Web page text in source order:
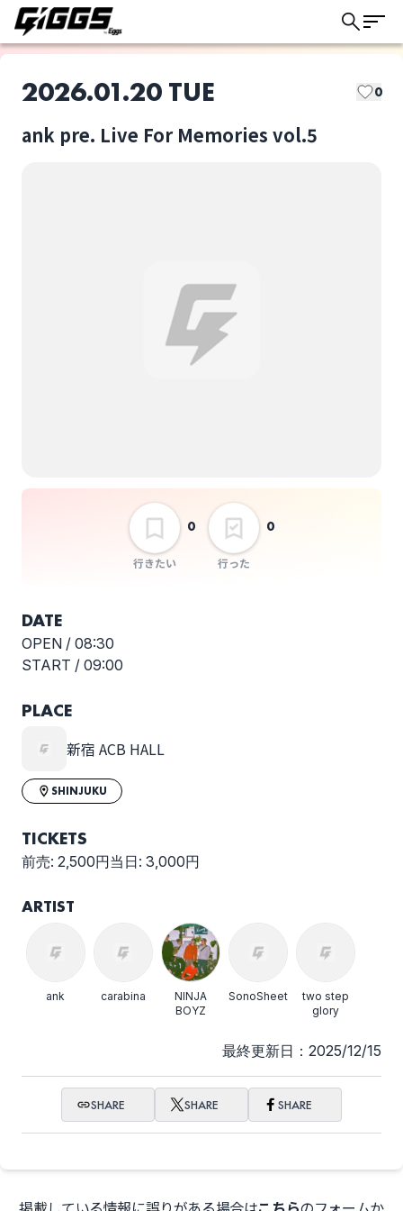
2026.01.20 TUE 0
ank pre. Live For Memories vol.5
行きたい
0
行った
0
選択しない
DATE
OPEN / 08:30
START / 09:00
PLACE
新宿 ACB HALL
SHINJUKU
TICKETS
前売: 2,500円当日: 3,000円
ARTIST
ank carabina
NINJA
BOYZ
SonoSheet
two step
glory
最終更新日：2025/12/15
SHARE SHARE SHARE
このライブの取り置きは終了しました